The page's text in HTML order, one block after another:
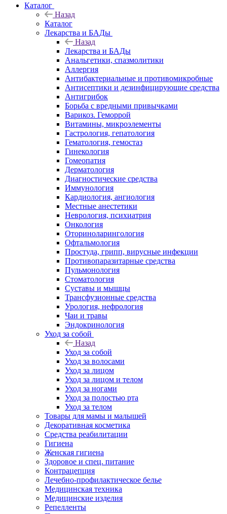
Каталог
Назад
Каталог
Лекарства и БАДы
Назад
Лекарства и БАДы
Анальгетики, спазмолитики
Аллергия
Антибактериальные и противомикробные
Антисептики и дезинфицирующие средства
Антигрибок
Борьба с вредными привычками
Варикоз. Геморрой
Витамины, микроэлементы
Гастрология, гепатология
Гематология, гемостаз
Гинекология
Гомеопатия
Дерматология
Диагностические средства
Иммунология
Кардиология, ангиология
Местные анестетики
Неврология, психиатрия
Онкология
Оториноларингология
Офтальмология
Простуда, грипп, вирусные инфекции
Противопаразитарные средства
Пульмонология
Стоматология
Суставы и мышцы
Трансфузионные средства
Урология, нефрология
Чаи и травы
Эндокринология
Уход за собой
Назад
Уход за собой
Уход за волосами
Уход за лицом
Уход за лицом и телом
Уход за ногами
Уход за полостью рта
Уход за телом
Товары для мамы и малышей
Декоративная косметика
Средства реабилитации
Гигиена
Женская гигиена
Здоровое и спец. питание
Контрацепция
Лечебно-профилактическое белье
Медицинская техника
Медицинские изделия
Репелленты